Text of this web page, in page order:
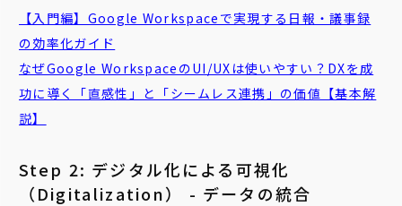
【入門編】Google Workspaceで実現する日報・議事録
の効率化ガイド
なぜGoogle WorkspaceのUI/UXは使いやすい？DXを成
功に導く「直感性」と「シームレス連携」の価値【基本解
説】
Step 2: デジタル化による可視化
（Digitalization） - データの統合